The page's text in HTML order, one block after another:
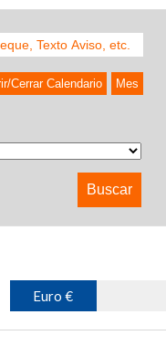
Cerrar Calendario Mes
Euro €